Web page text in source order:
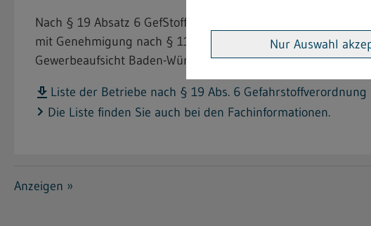
Nach § 19 Absatz 6 GefStoffV hat die für die Zulassung und
mit Genehmigung nach § 11a Absatz 4a GefStoffV zu
Gewerbeaufsicht Baden-Württemberg.
Liste der Betriebe nach § 19 Abs. 6
Die Liste finden Sie auch bei den Fachinformationen.
Anzeigen »
Nur Auswahl